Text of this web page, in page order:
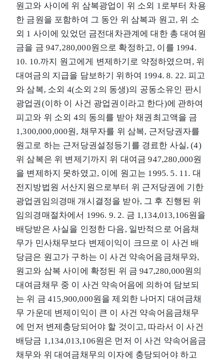
원고와 사이에 위 삼복광업이 위 소외 1로부터 차용
한 금원을 포함하여 그 동안 위 삼복과 원고, 위 소
외 1 사이에 있었던 금전대차관계에 대한 총 대여원
금을 금 947,280,000원으로 확정하고, 이를 1994.
10. 10.까지 원고에게 변제하기로 약정하였으며, 위
대여금의 지급을 담보하기 위하여 1994. 8. 22. 피고
와 삼복, 소외 4(소외 2의 동생)의 공동소유인 판시
광업권(이하 이 사건 광업권이라고 한다)에 관하여
피고와 위 소외 4의 동의를 받아 채권최고액을 금
1,300,000,000원, 채무자를 위 삼복, 근저당권자를
원고로 하는 근저당권설정등기를 경료한 사실, (4)
위 삼복은 위 변제기까지 위 대여금 947,280,000원
을 변제하지 못하였고, 이에 원고는 1995. 5. 11. 대
전지방법원 서산지원으로부터 위 근저당권에 기한
광업권임의경매 개시결정을 받아, 그 후 진행된 위
임의경매절차에서 1996. 9. 2. 금 1,134,013,106원을
배당받은 사실을 인정한 다음, 일반적으로 어음채
무가 민사채무보다 변제이익이 크므로 이 사건 배
당금은 원고가 구하는 이 사건 약속어음금채무와,
원고와 삼복 사이에 확정된 위 금 947,280,000원의
대여금채무 중 이 사건 약속어음에 의하여 담보되
는 위 금 415,900,000원을 제외한 나머지 대여금채
무 가운데 변제이익이 큰 이 사건 약속어음금채무
에 먼저 변제충당되어야 할 것이고, 따라서 이 사건
배당금 1,134,013,106원은 먼저 이 사건 약속어음금
채무와 위 대여금채무의 이자에 충당되어야 하고